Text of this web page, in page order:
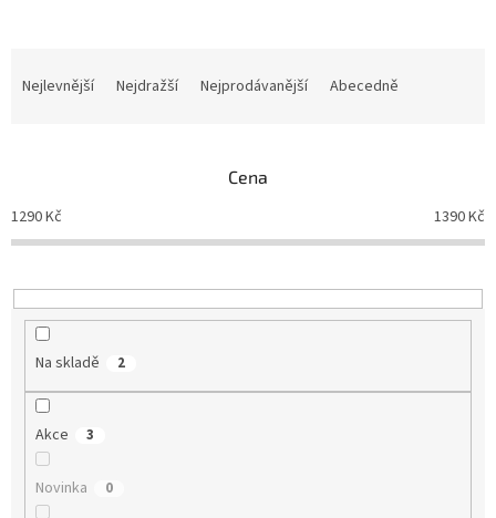
p
r
o
u
Nejlevnější Nejdražší Nejprodávanější Abecedně
Cena
1290Kč 1390Kč
Na skladě 2
Akce 3
Novinka 0